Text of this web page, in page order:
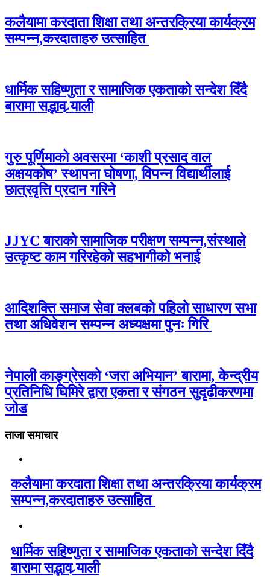
कलैयामा करदाता शिक्षा तथा अन्तरक्रिया कार्यक्रम
सम्पन्न,करदाताहरु उत्साहित
धार्मिक सहिष्णुता र सामाजिक एकताको सन्देश दिँदै
बारामा सद्भाव र्‍याली
गुरु पूर्णिमाको अवसरमा ‘काशी प्रसाद वाल
अक्षयकोष’ स्थापना घोषणा, विपन्न विद्यार्थीलाई
छात्रवृत्ति प्रदान गरिने
JJYC बाराको सामाजिक परीक्षण सम्पन्न,संस्थाले
उत्कृष्ट काम गरिरहेको सहभागीको भनाई
आदिशक्ति समाज सेवा क्लबको पहिलो साधारण सभा
तथा अधिवेशन सम्पन्न अध्यक्षमा पुनः गिरि
नेपाली काङ्ग्रेसको ‘जरा अभियान’ बारामा, केन्द्रीय
प्रतिनिधि घिमिरे द्वारा एकता र संगठन सुदृढीकरणमा
जोड
ताजा समाचार
कलैयामा करदाता शिक्षा तथा अन्तरक्रिया कार्यक्रम
सम्पन्न,करदाताहरु उत्साहित
धार्मिक सहिष्णुता र सामाजिक एकताको सन्देश दिँदै
बारामा सद्भाव र्‍याली